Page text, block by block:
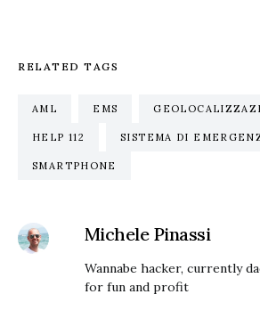
RELATED TAGS
AML EMS
HELP 112 SISTEMA DI
SMARTPHONE
Michele Pinassi
Wannabe hacker, currently
for fun and profit